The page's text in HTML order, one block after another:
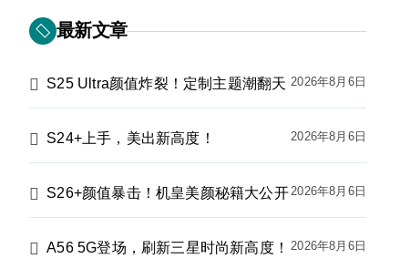
最新文章
S25 Ultra颜值炸裂！定制主题潮翻天 2026年8月6日
S24+上手，美出新高度！ 2026年8月6日
S26+颜值暴击！机皇美颜秘籍大公开2026年8月6日
A56 5G登场，刷新三星时尚新高度！ 2026年8月6日